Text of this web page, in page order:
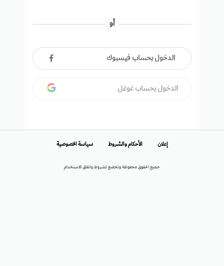
أو
الدخول بحساب فيسبوك
الدخول بحساب غوغل
جميع الحقوق محفوظة وتخضع لشروط واتفاق الاستخدام
إعلان الأحكام والشروط سياسة الخصوصية